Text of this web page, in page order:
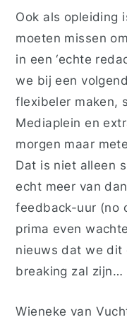
Ook als opleiding
moeten missen
in een ‘echte
we bij een
flexibeler maken,
Mediaplein en
morgen maar
Dat is niet alleen
echt meer van
feedback-uur (no
prima even
nieuws dat we dit
breaking zal zijn…
Wieneke van